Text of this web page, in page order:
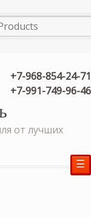
+7-968-854-24-71
+7-991-749-96-46
от лучших
☰